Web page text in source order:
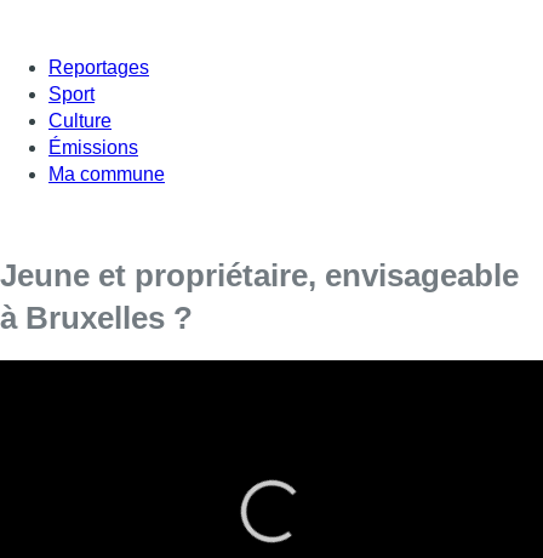
Reportages
Sport
Culture
Émissions
Ma commune
Jeune et propriétaire, envisageable
à Bruxelles ?
aujourd’hui la possibilité d’acheter un bien immobilier ?
Quelles sont les conditions requises pour obtenir un prêt ? Et
faut-il obligatoirement un apport de base conséquent ?